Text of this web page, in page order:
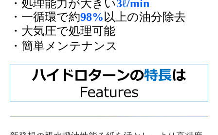
・処理能力が大きい3ℓ/min
・一循環で約98% 以上の油分除去
・大気圧で処理可能
・簡単メンテナンス